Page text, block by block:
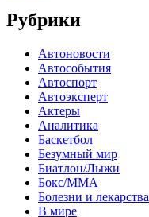
Рубрики
Автоновости
Автособытия
Автоспорт
Автоэксперт
Актеры
Аналитика
Баскетбол
Безумный мир
Биатлон/Лыжи
Бокс/MMA
Болезни и лекарства
В мире